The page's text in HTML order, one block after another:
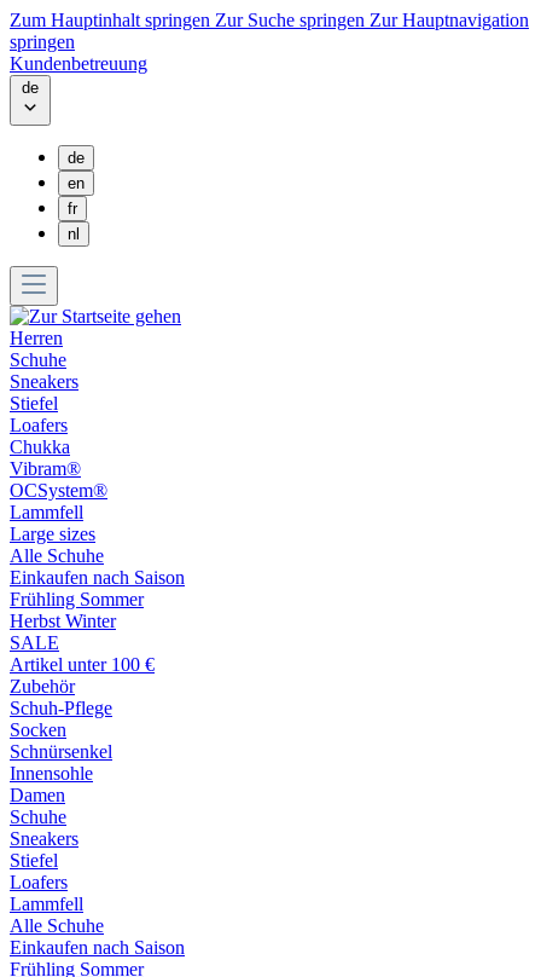
Zum Hauptinhalt springen Zur Suche springen Zur Hauptnavigation
springen
Kundenbetreuung
de
de
en
fr
nl
Herren
Schuhe
Sneakers
Stiefel
Loafers
Chukka
Vibram®
OCSystem®
Lammfell
Large sizes
Alle Schuhe
Einkaufen nach Saison
Frühling Sommer
Herbst Winter
SALE
Artikel unter 100 €
Zubehör
Schuh-Pflege
Socken
Schnürsenkel
Innensohle
Damen
Schuhe
Sneakers
Stiefel
Loafers
Lammfell
Alle Schuhe
Einkaufen nach Saison
Frühling Sommer